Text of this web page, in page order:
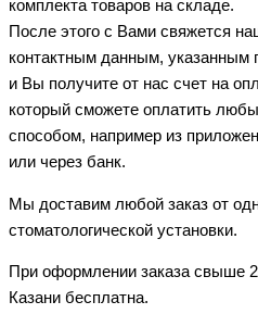
комплекта товаров на складе.
После этого с Вами свяжется
контактным данным, указанным
и Вы получите от нас счет на
который сможете оплатить
способом, например из
или через банк.
Мы доставим любой заказ от
стоматологической установки.
При оформлении заказа свыше
Казани бесплатна.